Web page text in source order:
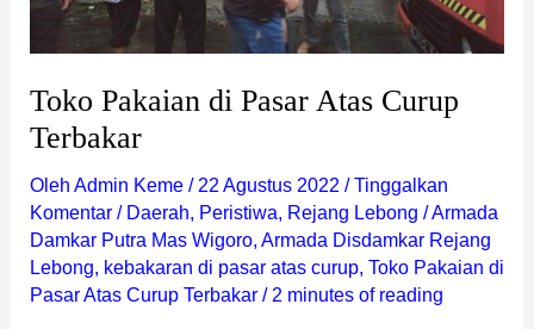
Toko Pakaian di Pasar Atas Curup
Terbakar
Oleh Admin Keme / 22 Agustus 2022 /Tinggalkan
Komentar / Daerah, Peristiwa, Rejang Lebong /Armada
Damkar Putra Mas Wigoro, Armada Disdamkar Rejang
Lebong, kebakaran di pasar atas curup, Toko Pakaian di
Pasar Atas Curup Terbakar/ 2 minutes of reading